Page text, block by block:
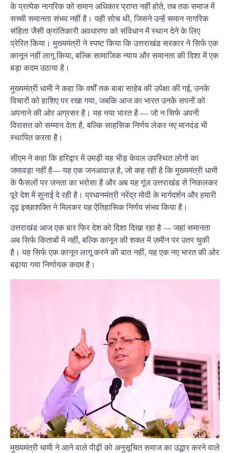
के प्रत्येक नागरिक को समान अधिकार प्राप्त नहीं होते, तब तक समाज में
सच्ची समानता संभव नहीं है। यही सोच थी, जिसने उन्हें समान नागरिक
संहिता जैसी क्रांतिकारी अवधारणा को संविधान में स्थान देने के लिए
प्रेरित किया। मुख्यमंत्री ने स्पष्ट किया कि उत्तराखंड सरकार ने सिर्फ एक
कानून नहीं लागू किया, बल्कि सामाजिक न्याय और समानता की दिशा में एक
बड़ा कदम उठाया है।
मुख्यमंत्री धामी ने कहा कि वर्षों तक बाबा साहेब की उपेक्षा की गई, उनके
विचारों को हाशिए पर रखा गया, जबकि आज का भारत उनके सपनों को
अपनाने की ओर अग्रसर है। यह नया भारत है — जो न सिर्फ अपनी
विरासत को सम्मान देता है, बल्कि साहसिक निर्णय लेकर नए मानदंड भी
स्थापित करता है।
सीएम ने कहा कि हरिद्वार में उमड़ी यह भीड़ केवल उपस्थित लोगों का
जमावड़ा नहीं है— यह एक जनआवाज़ है, जो कह रही है कि मुख्यमंत्री धामी
के फैसलों पर जनता का भरोसा है और अब यह गूंज उत्तराखंड से निकलकर
पूरे देश में सुनाई दे रही है। प्रधानमंत्री नरेंद्र मोदी के मार्गदर्शन और हमारी
दृढ़ इच्छाशक्ति ने मिलकर यह ऐतिहासिक निर्णय संभव किया है।
उत्तराखंड आज एक बार फिर देश को दिशा दिखा रहा है — जहां समानता
अब सिर्फ किताबों में नहीं, बल्कि कानून की शक्ल में ज़मीन पर उतर चुकी
है। यह सिर्फ एक कानून लागू करने की बात नहीं, यह एक नए भारत की ओर
बढ़ाया गया निर्णायक कदम है।
मुख्यमंत्री धामी ने आने वाले पीढ़ी को अनुसूचित समाज का उद्धार करने वाले